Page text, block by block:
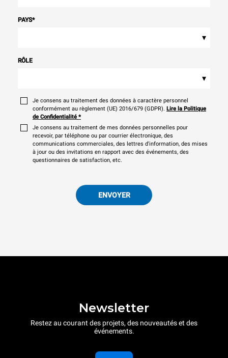
PAYS*
▾
RÔLE
▾
Je consens au traitement des données à caractère personnel
conformément au règlement (UE) 2016/679 (GDPR). Lire la Politique
de Confidentialité *
Je consens au traitement de mes données personnelles pour
recevoir, par téléphone ou par courrier électronique, des
communications commerciales, des lettres d'information, des mises
à jour ou des invitations en rapport avec des événements, des
questionnaires de satisfaction, etc.
ENVOYER
Newsletter
Restez au courant des projets, des nouveautés et des
événements.